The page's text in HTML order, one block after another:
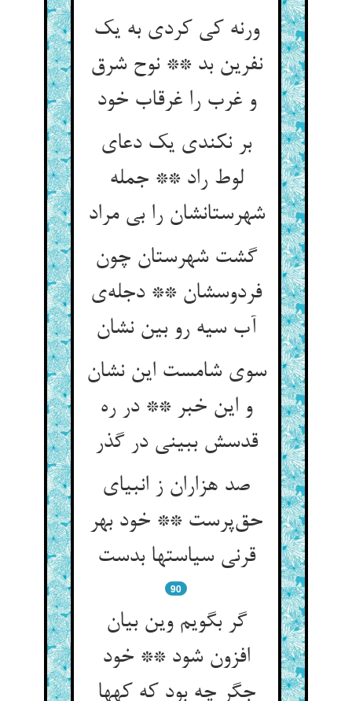
ورنه کی کردی به یک
نفرین بد ** نوح شرق
و غرب را غرقاب خود
بر نکندی یک دعای
لوط راد ** جمله
شهرستانشان را بی مراد
گشت شهرستان چون
فردوسشان ** دجله‌ی
آب سیه رو بین نشان
سوی شامست این نشان
و این خبر ** در ره
قدسش ببینی در گذر
صد هزاران ز انبیای
حق‌پرست ** خود بهر
قرنی سیاستها بدست
90
گر بگویم وین بیان
افزون شود ** خود
جگر چه بود که کهها